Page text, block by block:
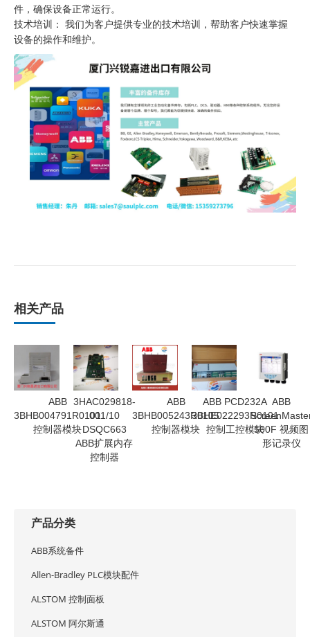
件，确保设备正常运行。
技术培训： 我们为客户提供专业的技术培训，帮助客户快速掌握
设备的操作和维护。
相关产品
ABB
3BHB004791R0101
控制器模块
3HAC029818-
001/10
DSQC663
ABB扩展内存
控制器
ABB
3BHB005243R0105
控制器模块
ABB PCD232A
3BHE022293R0101
控制工控模块
ABB
500F 视频图
形记录仪
产品分类
ABB系统备件
Allen-Bradley PLC模块配件
ALSTOM 控制面板
ALSTOM 阿尔斯通